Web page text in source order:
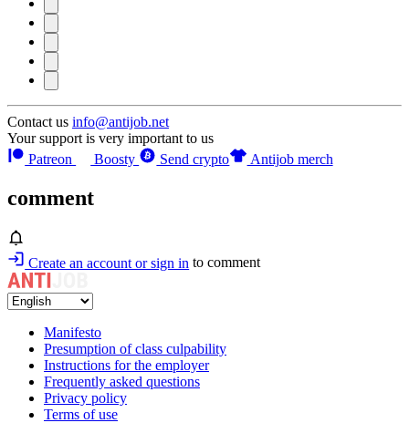
Contact us info@antijob.net
Your support is very important to us
Patreon
Boosty Send crypto Antijob merch
comment
Create an account or sign in to comment
Manifesto
Presumption of class culpability
Instructions for the employer
Frequently asked questions
Privacy policy
Terms of use